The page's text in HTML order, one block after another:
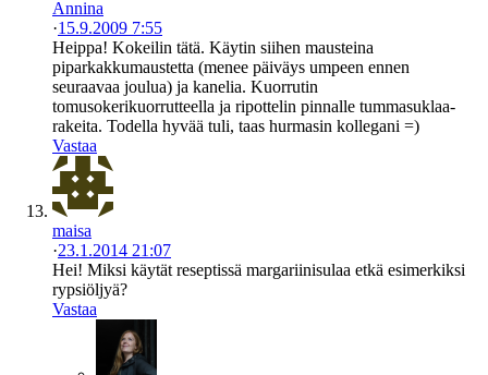
Annina
·15.9.2009 7:55
Heippa! Kokeilin tätä. Käytin siihen mausteina
piparkakkumaustetta (menee päiväys umpeen ennen
seuraavaa joulua) ja kanelia. Kuorrutin
tomusokerikuorrutteella ja ripottelin pinnalle tummasuklaa-
rakeita. Todella hyvää tuli, taas hurmasin kollegani =)
Vastaa
maisa
·23.1.2014 21:07
Hei! Miksi käytät reseptissä margariinisulaa etkä esimerkiksi
rypsiöljyä?
Vastaa